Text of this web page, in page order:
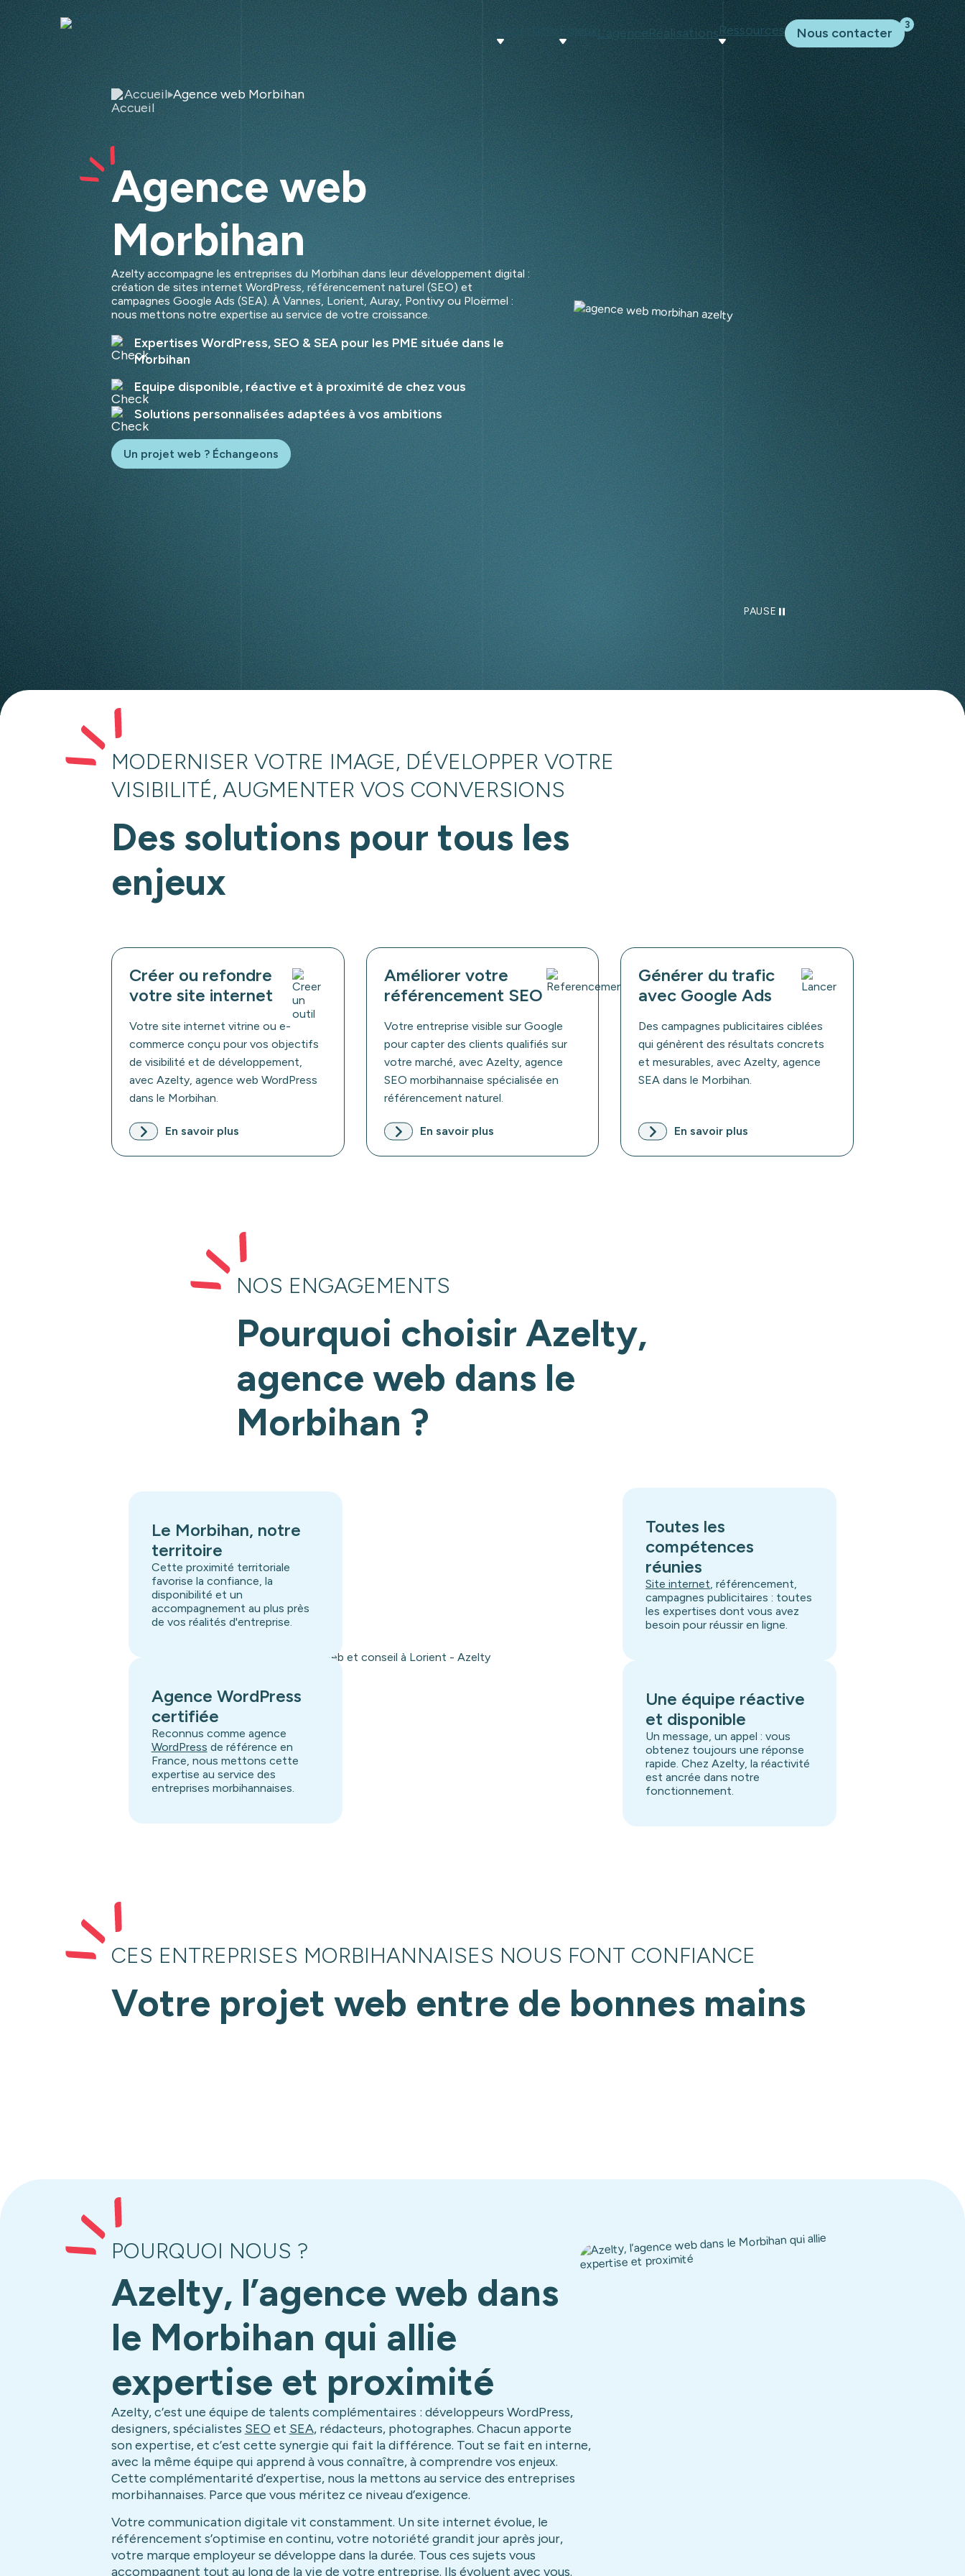
Expertises Enjeux L'agence
3
RéalisationsRessources Nous contacter
Accueil Agence web Morbihan
Agence web
Morbihan
Azelty accompagne les entreprises du Morbihan dans leur développement digital :
création de sites internet WordPress, référencement naturel (SEO) et
campagnes Google Ads (SEA). À Vannes, Lorient, Auray, Pontivy ou Ploërmel :
nous mettons notre expertise au service de votre croissance.
Expertises WordPress, SEO & SEA pour les PME située dans le
Morbihan
Equipe disponible, réactive et à proximité de chez vous
Solutions personnalisées adaptées à vos ambitions
Un projet web ? Échangeons
PAUSE
MODERNISER VOTRE IMAGE, DÉVELOPPER VOTRE
VISIBILITÉ, AUGMENTER VOS CONVERSIONS
Des solutions pour tous les
enjeux
Créer ou refondre
votre site internet
Votre site internet vitrine ou e-
commerce conçu pour vos objectifs
de visibilité et de développement,
avec Azelty, agence web WordPress
dans le Morbihan.
En savoir plus
Améliorer votre
référencement SEO
Votre entreprise visible sur Google
pour capter des clients qualifiés sur
votre marché, avec Azelty, agence
SEO morbihannaise spécialisée en
référencement naturel.
En savoir plus
Générer du trafic
avec Google Ads
Des campagnes publicitaires ciblées
qui génèrent des résultats concrets
et mesurables, avec Azelty, agence
SEA dans le Morbihan.
En savoir plus
NOS ENGAGEMENTS
Pourquoi choisir Azelty,
agence web dans le
Morbihan ?
Le Morbihan, notre
territoire
Cette proximité territoriale
favorise la confiance, la
disponibilité et un
accompagnement au plus près
de vos réalités d'entreprise.
Agence WordPress
certifiée
Reconnus comme agence
WordPress de référence en
France, nous mettons cette
expertise au service des
entreprises morbihannaises.
Toutes les
compétences
réunies
Site internet, référencement,
campagnes publicitaires : toutes
les expertises dont vous avez
besoin pour réussir en ligne.
Une équipe réactive
et disponible
Un message, un appel : vous
obtenez toujours une réponse
rapide. Chez Azelty, la réactivité
est ancrée dans notre
fonctionnement.
CES ENTREPRISES MORBIHANNAISES NOUS FONT CONFIANCE
Votre projet web entre de bonnes mains
POURQUOI NOUS ?
Azelty, l’agence web dans
le Morbihan qui allie
expertise et proximité
Azelty, c’est une équipe de talents complémentaires : développeurs WordPress,
designers, spécialistes SEO et SEA, rédacteurs, photographes. Chacun apporte
son expertise, et c’est cette synergie qui fait la différence. Tout se fait en interne,
avec la même équipe qui apprend à vous connaître, à comprendre vos enjeux.
Cette complémentarité d’expertise, nous la mettons au service des entreprises
morbihannaises. Parce que vous méritez ce niveau d’exigence.
Votre communication digitale vit constamment. Un site internet évolue, le
référencement s’optimise en continu, votre notoriété grandit jour après jour,
votre marque employeur se développe dans la durée. Tous ces sujets vous
accompagnent tout au long de la vie de votre entreprise. Ils évoluent avec vous.